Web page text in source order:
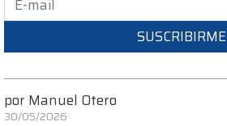
SUSCRIBIRME
por Manuel Otero
30/05/2026